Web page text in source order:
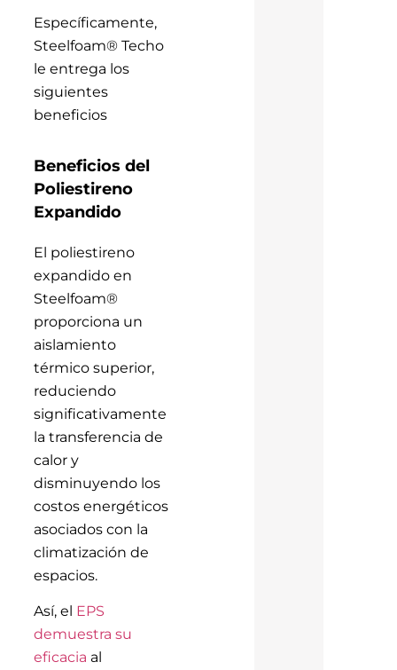
Específicamente,
Steelfoam® Techo
le entrega los
siguientes
beneficios
Beneficios del
Poliestireno
Expandido
El poliestireno
expandido en
Steelfoam®
proporciona un
aislamiento
térmico superior,
reduciendo
significativamente
la transferencia de
calor y
disminuyendo los
costos energéticos
asociados con la
climatización de
espacios.
Así, el EPS
demuestra su
eficacia al